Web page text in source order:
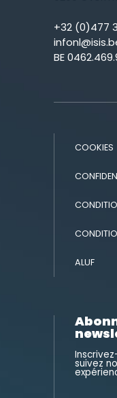
+32 (0)477
BE
COOKIES
ALUF
suivez